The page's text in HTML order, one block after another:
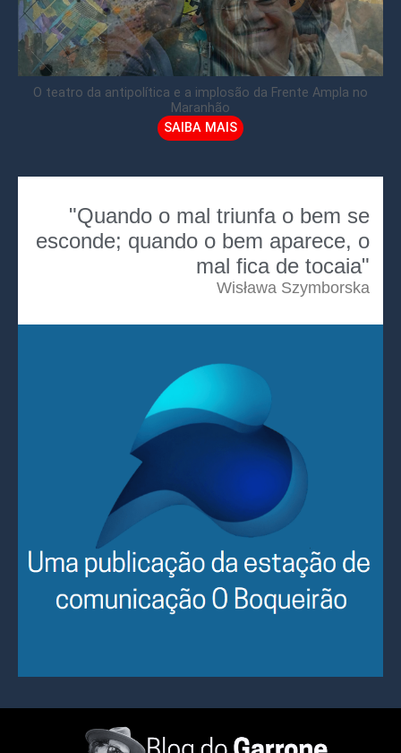
O teatro da antipolítica e a implosão da Frente Ampla no
Maranhão
SAIBA MAIS
"Quando o mal triunfa o bem se
esconde; quando o bem aparece, o
mal fica de tocaia"
Wisława Szymborska